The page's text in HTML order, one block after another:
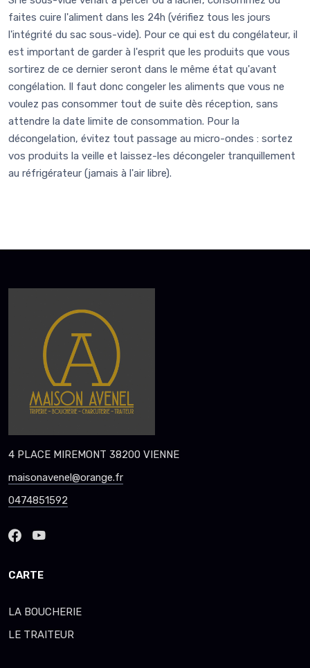
faites cuire l'aliment dans les 24h (vérifiez tous les jours
l'intégrité du sac sous-vide). Pour ce qui est du congélateur, il
est important de garder à l'esprit que les produits que vous
sortirez de ce dernier seront dans le même état qu'avant
congélation. Il faut donc congeler les aliments que vous ne
voulez pas consommer tout de suite dès réception, sans
attendre la date limite de consommation. Pour la
décongelation, évitez tout passage au micro-ondes : sortez
vos produits la veille et laissez-les décongeler tranquillement
au réfrigérateur (jamais à l'air libre).
4 PLACE MIREMONT 38200 VIENNE
maisonavenel@orange.fr
0474851592
CARTE
LA BOUCHERIE
LE TRAITEUR